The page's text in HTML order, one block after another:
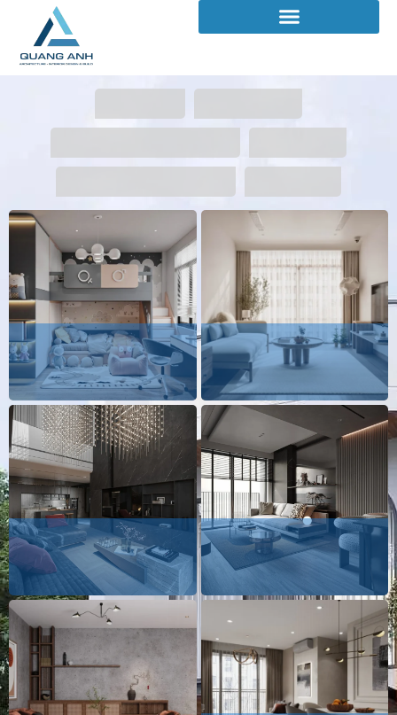
Celadon City -
Ms.Nhi
Vinhomes Grand Park
- Ms.Hà
Vinhomes Grand Park
- Ms.Uyển
Celadon City -
Ms.Ngọc Hằng